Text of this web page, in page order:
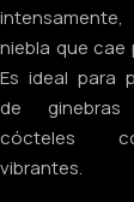
niebla que cae
Es ideal para
de
cócteles
vibrantes.